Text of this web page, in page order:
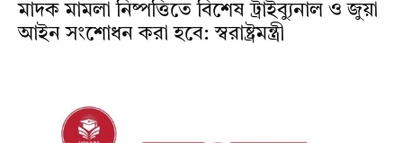
মাদক মামলা নিষ্পত্তিতে বিশেষ ট্রাইব্যুনাল ও জুয়া
আইন সংশোধন করা হবে: স্বরাষ্ট্রমন্ত্রী